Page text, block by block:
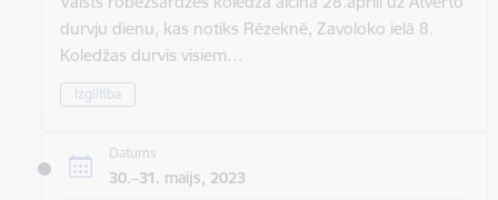
durvju dienu, kas notiks Rēzeknē, Zavoloko ielā 8.
Koledžas durvis visiem…
Izglītība
Datums
30.–31. maijs, 2023